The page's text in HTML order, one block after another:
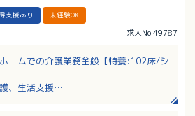
支援あり 未経験OK
求人No.49787
ームでの介護業務全般【特養:102床/シ
、生活支援